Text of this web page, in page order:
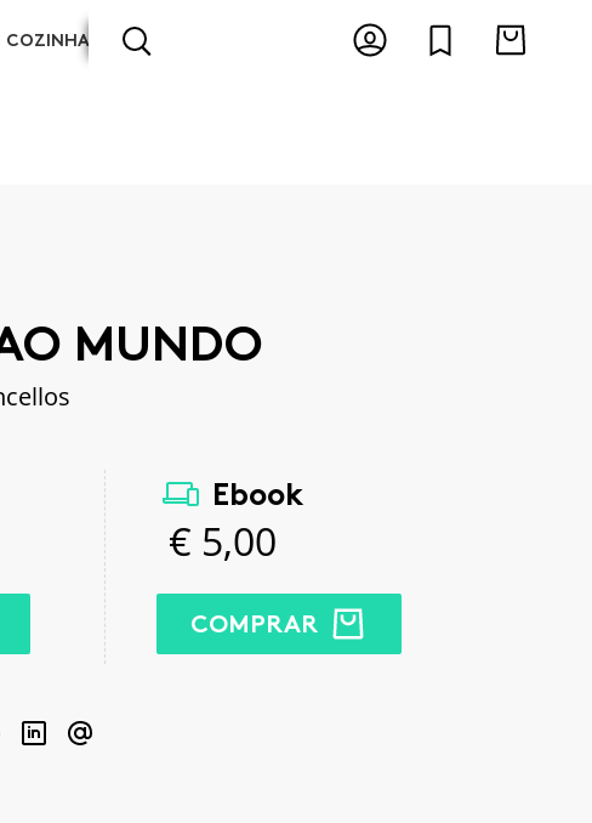
COZINHA ARTES E ESPECTÁCULOS ANTOLOGIAS
MUNDO
Ebook
€ 5,00
COMPRAR
LinkedIn
Email